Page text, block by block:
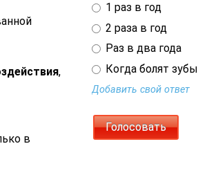
,
в
1 раз в год
2 раза в год
Раз в два года
Когда болят зубы
Добавить свой ответ